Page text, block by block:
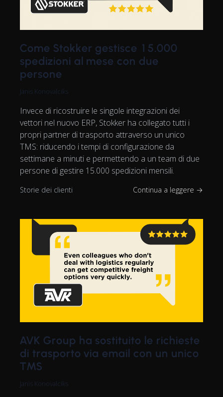
Come Stokker gestisce 15.000
spedizioni al mese con due
persone
Janis Konovalciks
Invece di ricostruire le singole integrazioni dei
vettori nel nuovo ERP, Stokker ha collegato tutti i
propri partner di trasporto attraverso un unico
TMS: riducendo i tempi di configurazione da
settimane a minuti e permettendo a un team di due
persone di gestire 15.000 spedizioni mensili.
Storie dei clienti Continua a leggere →
AVK Group ha sostituito le richieste
di trasporto via email con un unico
TMS
Janis Konovalciks